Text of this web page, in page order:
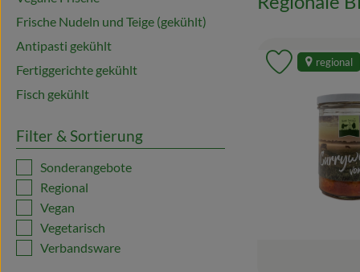
Frische Nudeln und Teige (gekühlt)
Antipasti gekühlt
Fertiggerichte gekühlt
Fisch gekühlt
Filter & Sortierung
Sonderangebote
Regional
Vegan
Vegetarisch
Verbandsware
regional
Produkt zu